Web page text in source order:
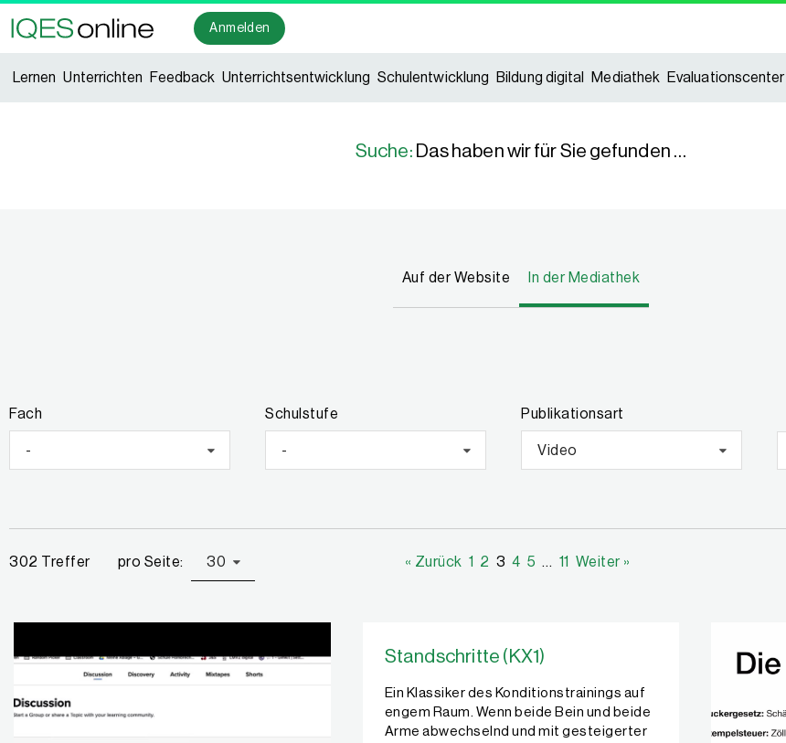
Anmelden
Lernen Unterrichten Feedback Unterrichtsentwicklung Schulentwicklung Bildung digital Mediathek Evaluationscenter
Suche: Das haben wir für Sie gefunden …
Auf der Website In der Mediathek
Fach
-
Schulstufe
-
Publikationsart
Video
302 Treffer pro Seite: 30 « Zurück 1 2 3 4 5 … 11 Weiter »
Standschritte (KX1)
Ein Klassiker des Konditionstrainings auf
engem Raum. Wenn beide Bein und beide
Arme abwechselnd und mit gesteigerter